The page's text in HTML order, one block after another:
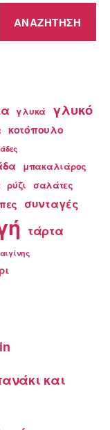
γλυκά γλυκό
κοτόπουλο
μπακαλιάρος
ρύζι σαλάτες
συνταγές
τάρτα
και